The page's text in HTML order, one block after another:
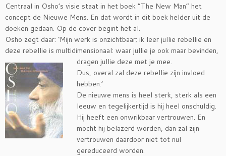
Centraal in Osho’s visie staat in het boek “The New Man” het
concept de Nieuwe Mens. En dat wordt in dit boek helder uit de
doeken gedaan. Op de cover begint het al.
Osho zegt daar: ‘Mijn werk is onzichtbaar; ik leer jullie rebellie en
deze rebellie is multidimensionaal: waar jullie je ook maar bevinden,
dragen jullie deze met je mee.
Dus, overal zal deze rebellie zijn invloed
hebben.’
De nieuwe mens is heel sterk, sterk als een
leeuw en tegelijkertijd is hij heel onschuldig.
Hij heeft een onwrikbaar vertrouwen. En
mocht hij belazerd worden, dan zal zijn
vertrouwen daardoor niet tot nul
gereduceerd worden.